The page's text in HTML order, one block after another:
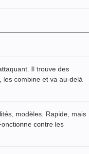
Il trouve des
les combine et va au-delà
modèles. Rapide, mais
contre les